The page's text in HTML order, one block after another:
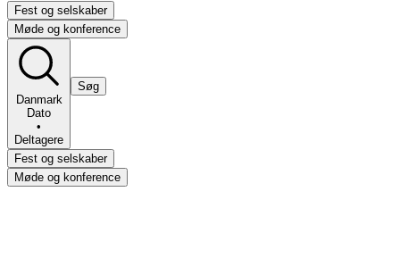
Fest og selskaber
Møde og konference
Danmark
Dato
•
Deltagere
Søg
Fest og selskaber
Møde og konference